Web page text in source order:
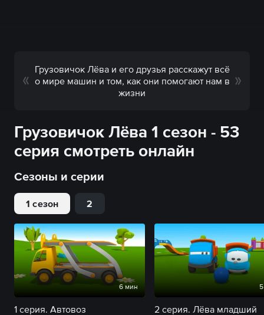
Грузовичок Лёва и его друзья расскажут всё
о мире машин и том, как они помогают нам в
жизни
Грузовичок Лёва 1 сезон - 53
серия смотреть онлайн
Сезоны и серии
1 сезон 2
6 мин
1 серия. Автовоз 2 серия. Лёва младший